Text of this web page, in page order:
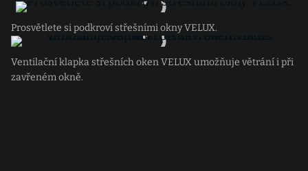
Prosvětlete si podkroví střešními okny VELUX.
Ventilační klapka střešních oken VELUX umožňuje větrání i při
zavřeném okně.